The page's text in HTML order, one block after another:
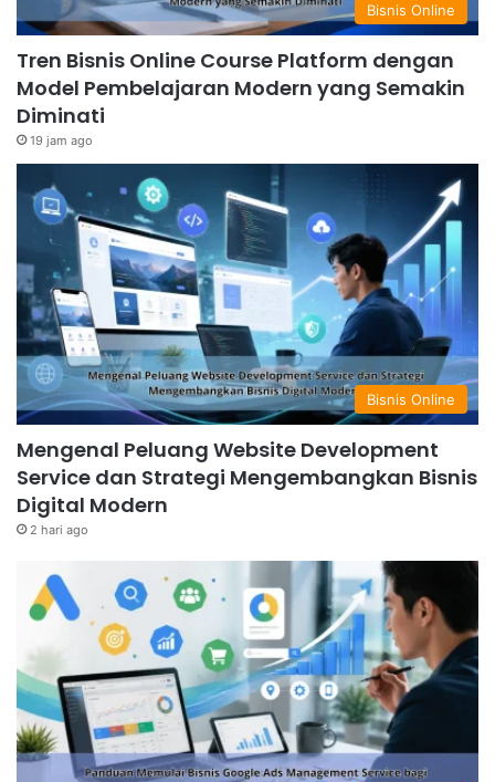
Bisnis Online
Tren Bisnis Online Course Platform dengan
Model Pembelajaran Modern yang Semakin
Diminati
19 jam ago
Bisnis Online
Mengenal Peluang Website Development
Service dan Strategi Mengembangkan Bisnis
Digital Modern
2 hari ago